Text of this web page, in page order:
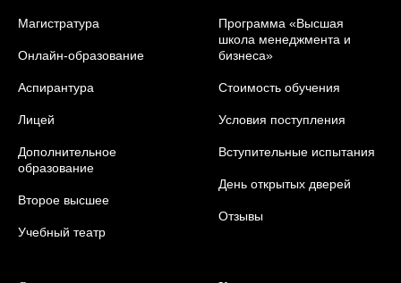
Магистратура
Онлайн-образование
Аспирантура
Лицей
Дополнительное
образование
Второе высшее
Учебный театр
Программа «Высшая
школа менеджмента и
бизнеса»
Стоимость обучения
Условия поступления
Вступительные испытания
День открытых дверей
Отзывы